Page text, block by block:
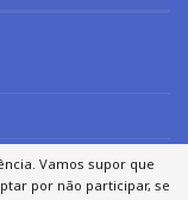
Vamos supor que
por não participar, se